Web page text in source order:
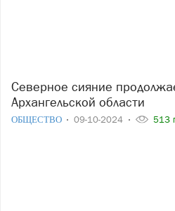
Северное сияние продолжает радовать жителей
Архангельской области
ОБЩЕСТВО 09-10-2024 513